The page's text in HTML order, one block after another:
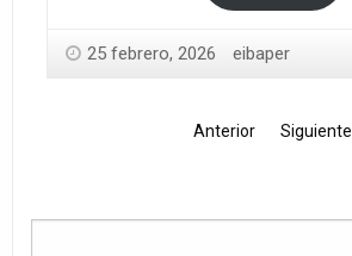
25 febrero, 2026 eibaper
Anterior Siguiente